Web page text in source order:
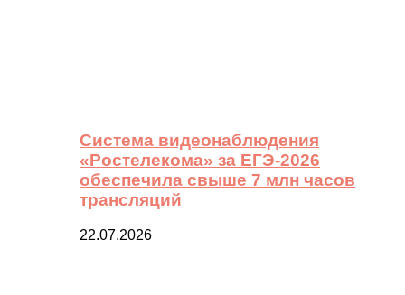
Система видеонаблюдения
«Ростелекома» за ЕГЭ-2026
обеспечила свыше 7 млн часов
трансляций
22.07.2026